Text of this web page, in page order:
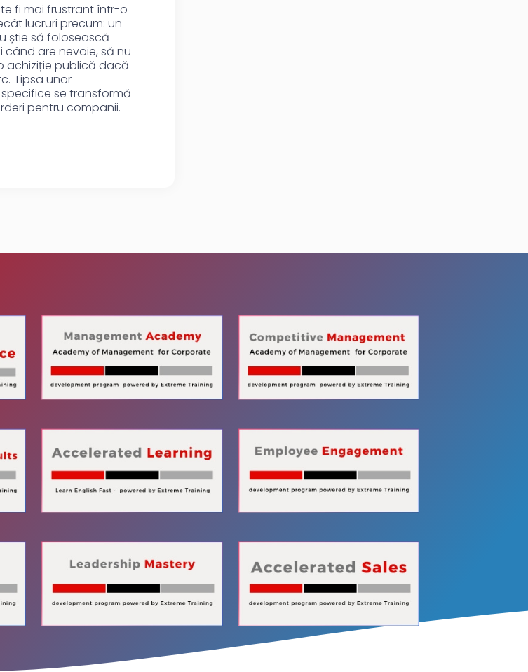
fi mai frustrant într-o
lucruri precum: un
știe să folosească
când are nevoie, să nu
achiziție publică dacă
Lipsa unor
se transformă
pentru companii.